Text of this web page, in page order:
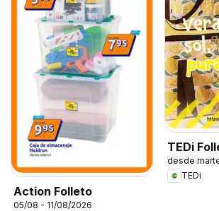
Action Folleto
05/08 - 11/08/2026
TEDi
desde
TEDi